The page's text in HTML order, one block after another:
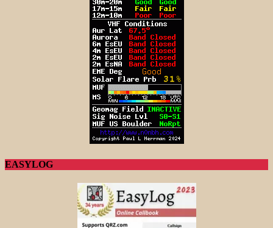
EASYLOG